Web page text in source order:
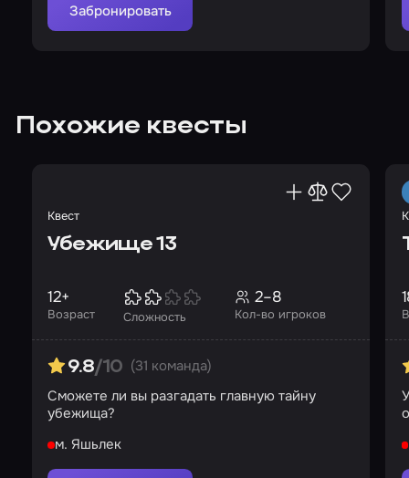
Забронировать
Похожие квесты
Квест
Убежище 13
Возраст
12+
Сложность Кол-во игроков
2–8
9.8/10 (31 команда)
Сможете ли вы разгадать главную тайну
убежища?
м. Яшьлек